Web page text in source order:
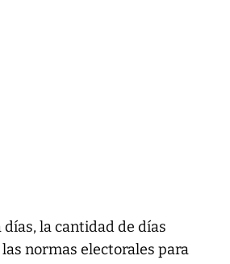
la cantidad de días
normas electorales para